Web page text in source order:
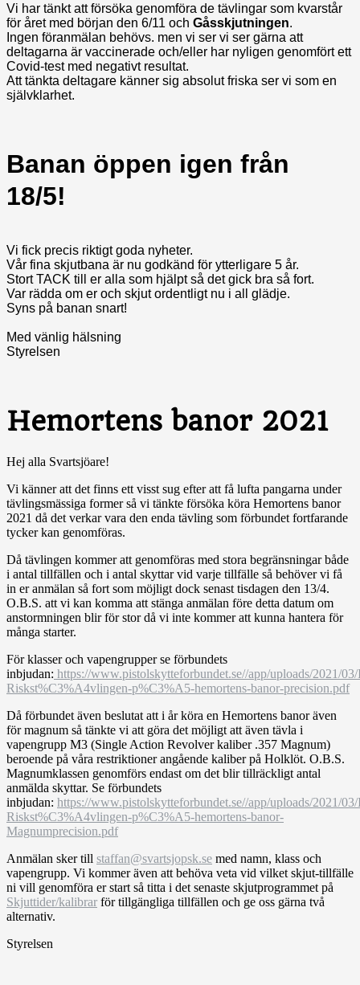
Vi har tänkt att försöka genomföra de tävlingar som kvarstår
för året med början den 6/11 och Gåsskjutningen.
Ingen föranmälan behövs. men vi ser vi ser gärna att
deltagarna är vaccinerade och/eller har nyligen genomfört ett
Covid-test med negativt resultat.
Att tänkta deltagare känner sig absolut friska ser vi som en
självklarhet.
Banan öppen igen från
18/5!
Vi fick precis riktigt goda nyheter.
Vår fina skjutbana är nu godkänd för ytterligare 5 år.
Stort TACK till er alla som hjälpt så det gick bra så fort.
Var rädda om er och skjut ordentligt nu i all glädje.
Syns på banan snart!
Med vänlig hälsning
Styrelsen
Hemortens banor 2021
Hej alla Svartsjöare!
Vi känner att det finns ett visst sug efter att få lufta pangarna under
tävlingsmässiga former så vi tänkte försöka köra Hemortens banor
2021 då det verkar vara den enda tävling som förbundet fortfarande
tycker kan genomföras.
Då tävlingen kommer att genomföras med stora begränsningar både
i antal tillfällen och i antal skyttar vid varje tillfälle så behöver vi få
in er anmälan så fort som möjligt dock senast tisdagen den 13/4.
O.B.S. att vi kan komma att stänga anmälan före detta datum om
anstormningen blir för stor då vi inte kommer att kunna hantera för
många starter.
För klasser och vapengrupper se förbundets
inbjudan: https://www.pistolskytteforbundet.se//app/uploads/2021/
Riskst%C3%A4vlingen-p%C3%A5-hemortens-banor-precision.pdf
Då förbundet även beslutat att i år köra en Hemortens banor även
för magnum så tänkte vi att göra det möjligt att även tävla i
vapengrupp M3 (Single Action Revolver kaliber .357 Magnum)
beroende på våra restriktioner angående kaliber på Holklöt. O.B.S.
Magnumklassen genomförs endast om det blir tillräckligt antal
anmälda skyttar. Se förbundets
inbjudan: https://www.pistolskytteforbundet.se//app/uploads/2021/
Riskst%C3%A4vlingen-p%C3%A5-hemortens-banor-
Magnumprecision.pdf
Anmälan sker till staffan@svartsjopsk.se med namn, klass och
vapengrupp. Vi kommer även att behöva veta vid vilket skjut-tillfälle
ni vill genomföra er start så titta i det senaste skjutprogrammet på
Skjuttider/kalibrar för tillgängliga tillfällen och ge oss gärna två
alternativ.
Styrelsen